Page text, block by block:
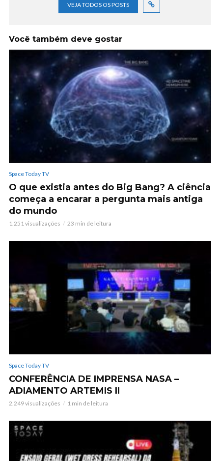
VEJA TODOS OS POSTS
Você também deve gostar
Space Today TV
O que existia antes do Big Bang? A ciência
começa a encarar a pergunta mais antiga
do mundo
1.251 visualizações 23 min de leitura
Space Today TV
CONFERÊNCIA DE IMPRENSA NASA –
ADIAMENTO ARTEMIS II
2.249 visualizações 1 min de leitura